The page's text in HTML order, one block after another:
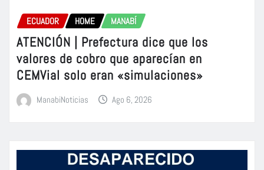
ECUADOR HOME MANABÍ
ATENCIÓN | Prefectura dice que los
valores de cobro que aparecían en
CEMVial solo eran «simulaciones»
ManabiNoticias Ago 6, 2026